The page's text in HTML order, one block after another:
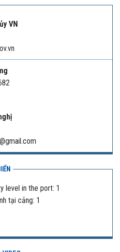
VN
level in the port: 1
tại cảng: 1